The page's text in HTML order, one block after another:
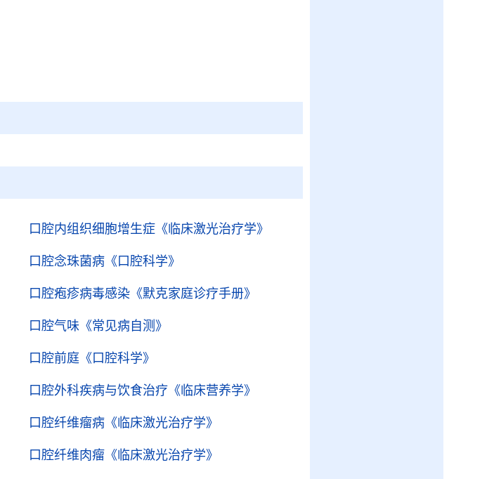
口腔内组织细胞增生症 《临床激光治疗学》
口腔念珠菌病 《口腔科学》
口腔疱疹病毒感染 《默克家庭诊疗手册》
口腔气味 《常见病自测》
口腔前庭 《口腔科学》
口腔外科疾病与饮食治疗 《临床营养学》
口腔纤维瘤病 《临床激光治疗学》
口腔纤维肉瘤 《临床激光治疗学》